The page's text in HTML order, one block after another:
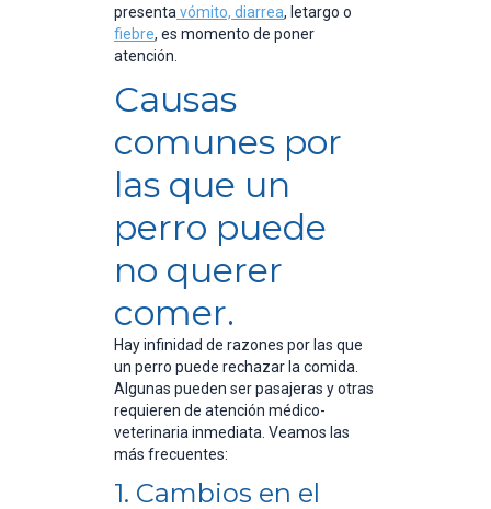
presenta vómito, diarrea, letargo o
fiebre, es momento de poner
atención.
Causas
comunes por
las que un
perro puede
no querer
comer.
Hay infinidad de razones por las que
un perro puede rechazar la comida.
Algunas pueden ser pasajeras y otras
requieren de atención médico-
veterinaria inmediata. Veamos las
más frecuentes:
1. Cambios en el